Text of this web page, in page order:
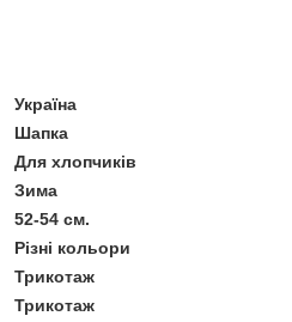
Україна
Шапка
Для хлопчиків
Зима
52-54 см.
Різні кольори
Трикотаж
Трикотаж